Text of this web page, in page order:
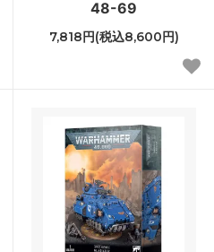
48-69
7,818円(税込8,600円)